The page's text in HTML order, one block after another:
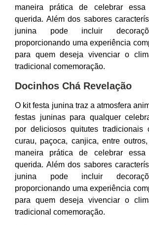
maneira prática de celebrar essa
querida. Além dos sabores
junina pode incluir
proporcionando uma experiência
para quem deseja vivenciar o
tradicional comemoração.
Docinhos Chá Revelação
O kit festa junina traz a atmosfera
festas juninas para qualquer
por deliciosos quitutes tradicionais
curau, paçoca, canjica, entre
maneira prática de celebrar essa
querida. Além dos sabores
junina pode incluir
proporcionando uma experiência
para quem deseja vivenciar o
tradicional comemoração.